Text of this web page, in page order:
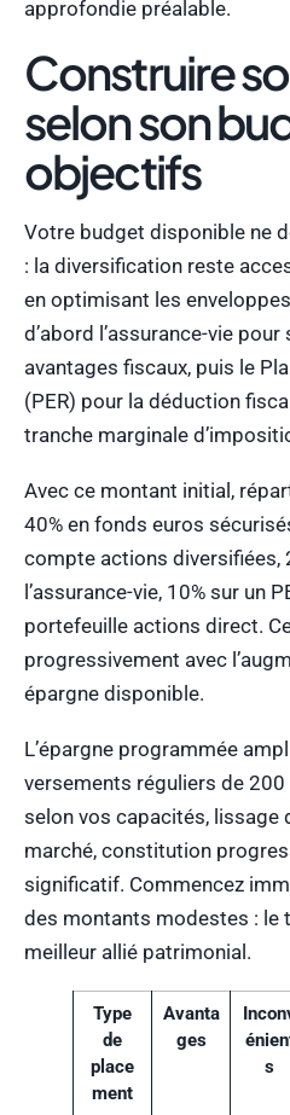
approfondie préalable.
Construire
selon son
objectifs
Votre budget disponible ne
: la diversification reste
en optimisant les
d’abord l’assurance-vie
avantages fiscaux, puis le
(PER) pour la déduction
tranche marginale
Avec ce montant initial,
40% en fonds euros
compte actions diversifiées,
l’assurance-vie, 10% sur un
portefeuille actions direct.
progressivement avec
épargne disponible.
L’épargne programmée
versements réguliers de
selon vos capacités, lissage
marché, constitution
significatif. Commencez
des montants modestes : le
meilleur allié patrimonial.
Type
de
place
ment
Avanta
ges
s